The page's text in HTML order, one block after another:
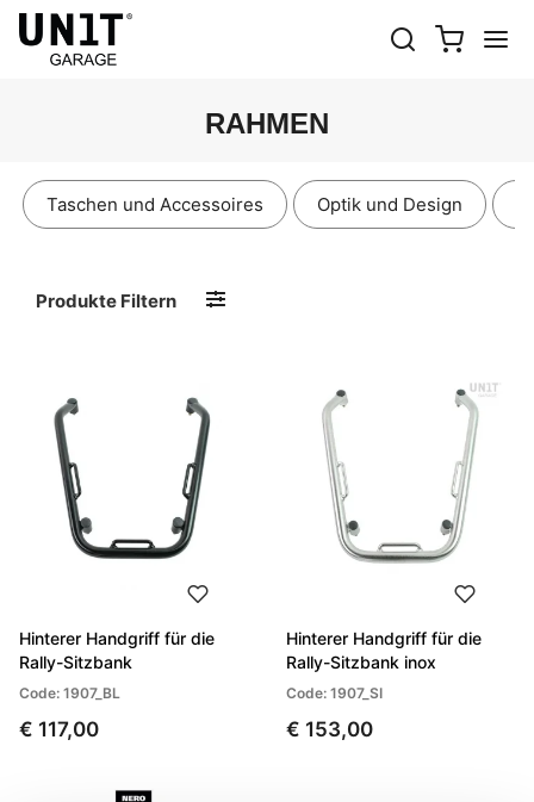
RAHMEN
Taschen und Accessoires Optik und Design
Produkte Filtern
Hinterer Handgriff für die
Rally-Sitzbank
Code: 1907_BL
€ 117,00
Hinterer Handgriff für die
Rally-Sitzbank inox
Code: 1907_SI
€ 153,00